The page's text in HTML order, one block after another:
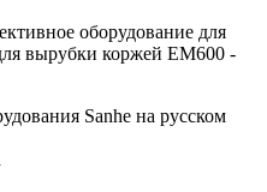
оборудование для
вырубки коржей EM600 -
Sanhe на русском